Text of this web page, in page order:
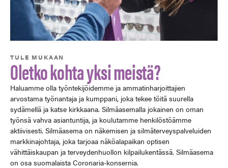
Oletko kohta yksi meistä?
TULE MUKAAN
Haluamme olla työntekijöidemme ja ammatinharjoittajien
arvostama työnantaja ja kumppani, joka tekee töitä suurella
sydämellä ja katse kirkkaana. Silmäasemalla jokainen on oman
työnsä vahva asiantuntija, ja koulutamme henkilöstöämme
aktiivisesti. Silmäasema on näkemisen ja silmäterveyspalveluiden
markkinajohtaja, joka tarjoaa näköalapaikan optisen
vähittäiskaupan ja terveydenhuollon kilpailukentässä. Silmäasema
on osa suomalaista Coronaria-konsernia.